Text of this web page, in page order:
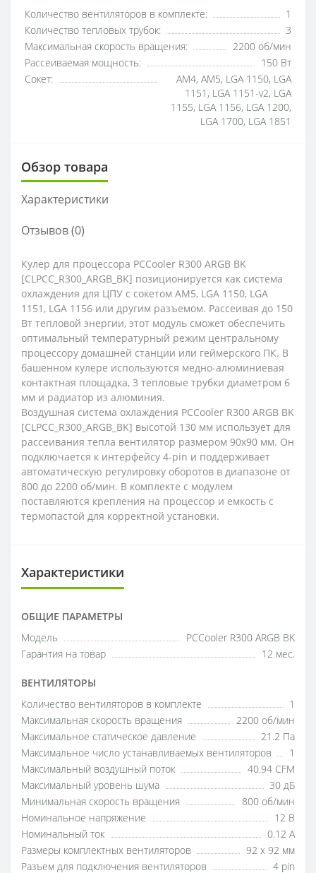
Количество вентиляторов в комплекте:
1
Количество тепловых трубок:
3
Максимальная скорость вращения:
2200 об/мин
Рассеиваемая мощность:
150 Вт
Сокет:
AM4, AM5, LGA 1150, LGA
1151, LGA 1151-v2, LGA
1155, LGA 1156, LGA 1200,
LGA 1700, LGA 1851
Обзор товара
Характеристики
Отзывов (0)
Кулер для процессора PCCooler R300 ARGB BK
[CLPCC_R300_ARGB_BK] позиционируется как система
охлаждения для ЦПУ с сокетом AM5, LGA 1150, LGA
1151, LGA 1156 или другим разъемом. Рассеивая до 150
Вт тепловой энергии, этот модуль сможет обеспечить
оптимальный температурный режим центральному
процессору домашней станции или геймерского ПК. В
башенном кулере используются медно-алюминиевая
контактная площадка, 3 тепловые трубки диаметром 6
мм и радиатор из алюминия.
Воздушная система охлаждения PCCooler R300 ARGB BK
[CLPCC_R300_ARGB_BK] высотой 130 мм использует для
рассеивания тепла вентилятор размером 90x90 мм. Он
подключается к интерфейсу 4-pin и поддерживает
автоматическую регулировку оборотов в диапазоне от
800 до 2200 об/мин. В комплекте с модулем
поставляются крепления на процессор и емкость с
термопастой для корректной установки.
Характеристики
ОБЩИЕ ПАРАМЕТРЫ
Модель
PCCooler R300 ARGB BK
Гарантия на товар
12 мес.
ВЕНТИЛЯТОРЫ
Количество вентиляторов в комплекте
1
Максимальная скорость вращения
2200 об/мин
Максимальное статическое давление
21.2 Па
Максимальное число устанавливаемых вентиляторов
1
Максимальный воздушный поток
40.94 CFM
Максимальный уровень шума
30 дБ
Минимальная скорость вращения
800 об/мин
Номинальное напряжение
12 В
Номинальный ток
0.12 А
Размеры комплектных вентиляторов
92 x 92 мм
Разъем для подключения вентиляторов
4 pin